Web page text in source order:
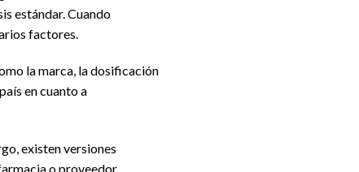
estándar. Cuando
factores.
la marca, la dosificación
en cuanto a
existen versiones
o proveedor.